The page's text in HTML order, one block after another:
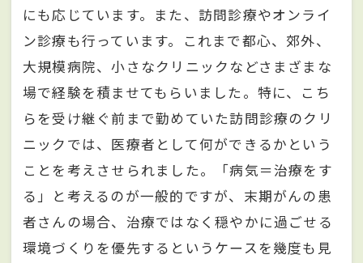
にも応じています。また、訪問診療やオンライ
ン診療も行っています。これまで都心、郊外、
大規模病院、小さなクリニックなどさまざまな
場で経験を積ませてもらいました。特に、こち
らを受け継ぐ前まで勤めていた訪問診療のクリ
ニックでは、医療者として何ができるかという
ことを考えさせられました。「病気＝治療をす
る」と考えるのが一般的ですが、末期がんの患
者さんの場合、治療ではなく穏やかに過ごせる
環境づくりを優先するというケースを幾度も見